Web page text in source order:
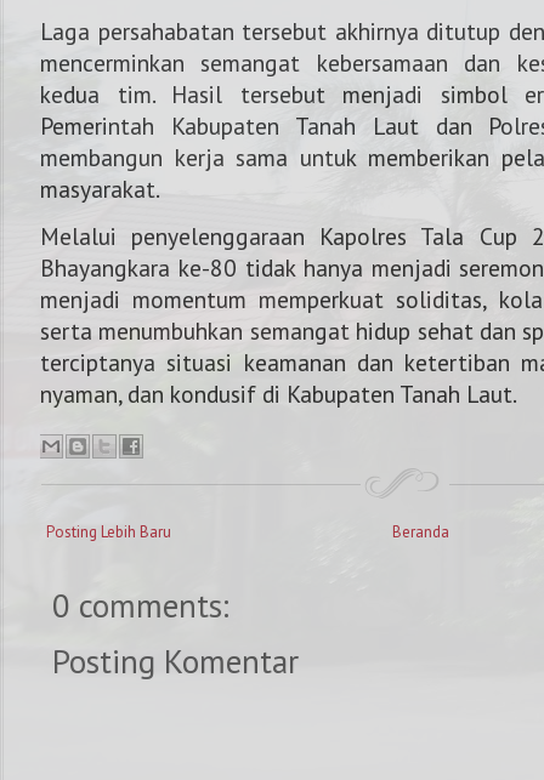
Laga persahabatan tersebut akhirnya ditutup
mencerminkan semangat kebersamaan dan
kedua tim. Hasil tersebut menjadi simbol
Pemerintah Kabupaten Tanah Laut dan
membangun kerja sama untuk memberikan
masyarakat.
Melalui penyelenggaraan Kapolres Tala Cup
Bhayangkara ke-80 tidak hanya menjadi
menjadi momentum memperkuat soliditas,
serta menumbuhkan semangat hidup sehat dan
terciptanya situasi keamanan dan ketertiban
nyaman, dan kondusif di Kabupaten Tanah Laut.
Posting Lebih Baru Beranda
0 comments:
Posting Komentar